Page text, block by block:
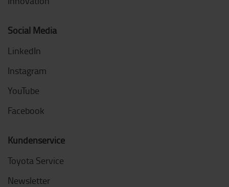
Social Media
LinkedIn
Instagram
YouTube
Facebook
Kundenservice
Toyota Service
Newsletter